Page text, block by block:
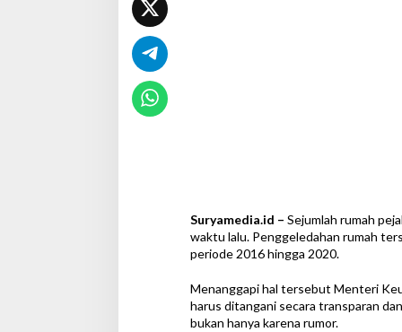
Suryamedia.id – Sejumlah rumah
waktu lalu. Penggeledahan rumah
periode 2016 hingga 2020.
Menanggapi hal tersebut Menteri
harus ditangani secara transparan
bukan hanya karena rumor.